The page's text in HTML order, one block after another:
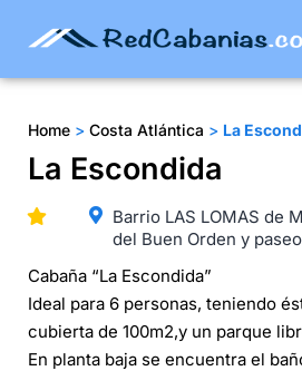
Home > Costa Atlántica > La
La Escondida
Barrio LAS LOMAS de
del Buen Orden y
Cabaña “La Escondida”
Ideal para 6 personas, teniendo
cubierta de 100m2,y un parque
En planta baja se encuentra el